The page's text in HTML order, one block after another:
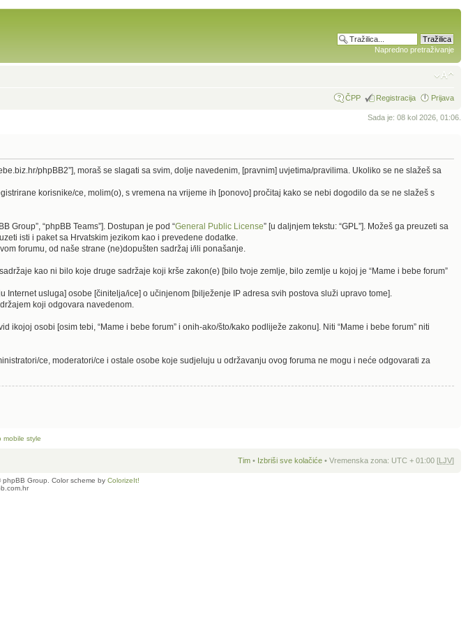
Napredno pretraživanje
ČPP Registracija Prijava
Sada je: 08 kol 2026, 01:06.
phpBB2”], moraš se slagati sa svim, dolje navedenim, [pravnim] uvjetima/pravilima. Ukoliko se ne slažeš sa
korisnike/ce, molim(o), s vremena na vrijeme ih [ponovo] pročitaj kako se nebi dogodilo da se ne slažeš s
Group”, “phpBB Teams”]. Dostupan je pod “General Public License” [u daljnjem tekstu: “GPL”]. Možeš ga preuzeti sa
isti i paket sa Hrvatskim jezikom kao i prevedene dodatke.
forumu, od naše strane (ne)dopušten sadržaj i/ili ponašanje.
kao ni bilo koje druge sadržaje koji krše zakon(e) [bilo tvoje zemlje, bilo zemlje u kojoj je “Mame i bebe forum”
usluga] osobe [činitelja/ice] o učinjenom [bilježenje IP adresa svih postova služi upravo tome].
koji odgovara navedenom.
osobi [osim tebi, “Mame i bebe forum” i onih-ako/što/kako podliježe zakonu]. Niti “Mame i bebe forum” niti
ce, moderatori/ce i ostale osobe koje sudjeluju u održavanju ovog foruma ne mogu i neće odgovarati za
mobile style
Tim • Izbriši sve kolačiće • Vremenska zona: UTC + 01:00 [LJV]
Group. Color scheme by ColorizeIt!